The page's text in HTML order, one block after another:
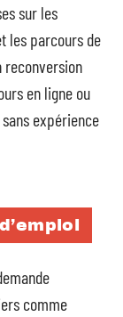
sur les
les parcours de
en ligne ou
expérience
comme